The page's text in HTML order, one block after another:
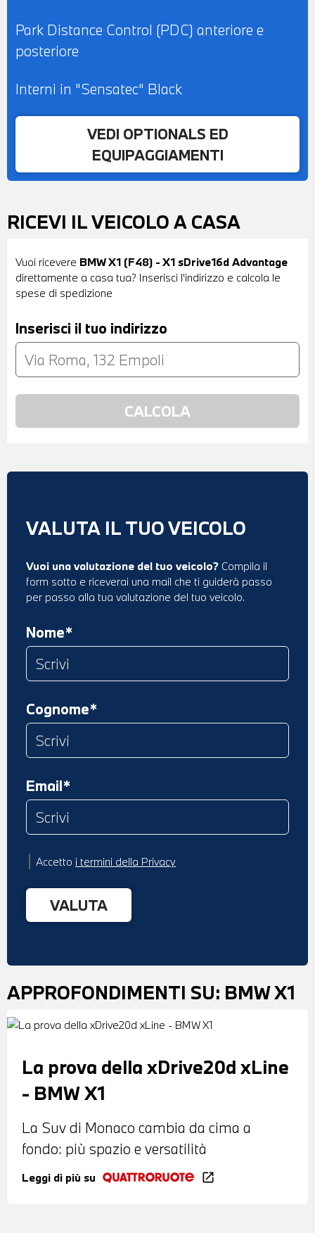
Park Distance Control (PDC) anteriore e
posteriore
Interni in "Sensatec" Black
VEDI OPTIONALS ED
EQUIPAGGIAMENTI
RICEVI IL VEICOLO A CASA
Vuoi ricevere BMW X1 (F48) - X1 sDrive16d Advantage
direttamente a casa tua? Inserisci l'indirizzo e calcola le
spese di spedizione
Inserisci il tuo indirizzo
VALUTA IL TUO VEICOLO
Vuoi una valutazione del tuo veicolo? Compila il
form sotto e riceverai una mail che ti guiderà passo
per passo alla tua valutazione del tuo veicolo.
Nome*
Cognome*
Email*
Accetto i termini della Privacy
APPROFONDIMENTI SU: BMW X1
La prova della xDrive20d xLine
- BMW X1
La Suv di Monaco cambia da cima a
fondo: più spazio e versatilità
Leggi di più su open_in_new